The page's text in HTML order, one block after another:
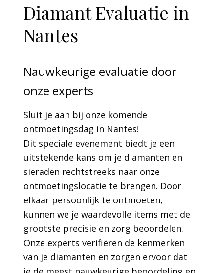
Diamant Evaluatie in
Nantes
Nauwkeurige evaluatie door
onze experts
Sluit je aan bij onze komende
ontmoetingsdag in Nantes!
Dit speciale evenement biedt je een
uitstekende kans om je diamanten en
sieraden rechtstreeks naar onze
ontmoetingslocatie te brengen. Door
elkaar persoonlijk te ontmoeten,
kunnen we je waardevolle items met de
grootste precisie en zorg beoordelen.
Onze experts verifiëren de kenmerken
van je diamanten en zorgen ervoor dat